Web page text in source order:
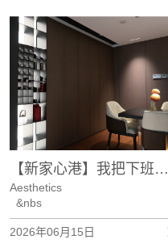
【新家心港】我把下班后的报复性浪漫，藏进了意式复古风里
Aesthetics
&nbs
2026年06月15日